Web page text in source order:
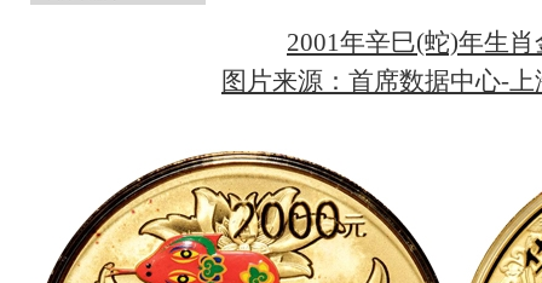
2001年辛巳(蛇)年生
图片来源：首席数据中心-